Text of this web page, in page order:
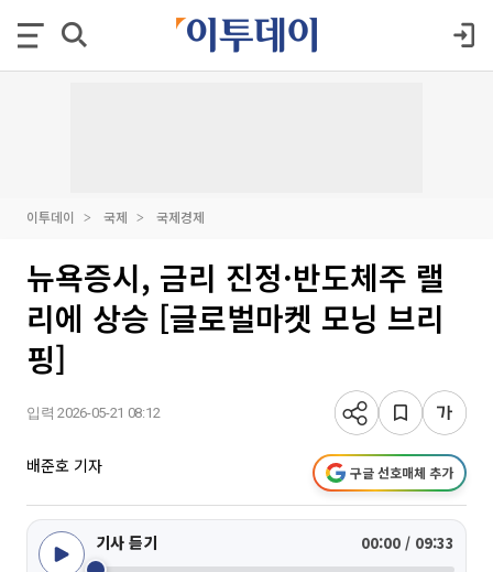
이투데이 국제 국제경제
뉴욕증시, 금리 진정·반도체주 랠
리에 상승 [글로벌마켓 모닝 브리
핑]
입력 2026-05-21 08:12
배준호 기자 구글 선호매체 추가
기사 듣기 00:00 / 09:33